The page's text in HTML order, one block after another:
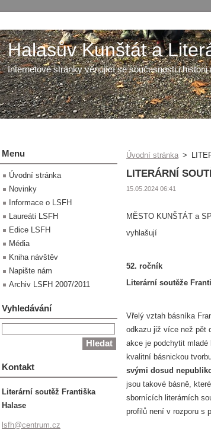
Halasův Kunštát a
Internetové stránky věnující se současnosti i
Úvodní stránka >
LITERÁRNÍ
15.05.2024 06:41
MĚSTO KUNŠTÁT a
vyhlašují
52. ročník
Literární soutěže
Vřelý vztah básníka
odkazu již více než pět
akce je podchytit mladé
kvalitní básnickou
svými dosud
jsou takové básně,
sbornících literárních
profilů není v rozporu s
Menu
Úvodní stránka
Novinky
Informace o LSFH
Laureáti LSFH
Edice LSFH
Média
Kniha návštěv
Napište nám
Archiv LSFH 2007/2011
Vyhledávání
Kontakt
Literární soutěž Františka
Halase
lsfh@centrum.cz